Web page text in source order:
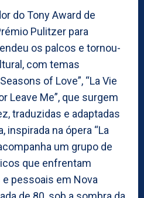
do Tony Award de
Pulitzer para
os palcos e tornou-
com temas
of Love”, “La Vie
Leave Me”, que surgem
traduzidas e adaptadas
inspirada na ópera “La
um grupo de
que enfrentam
pessoais em Nova